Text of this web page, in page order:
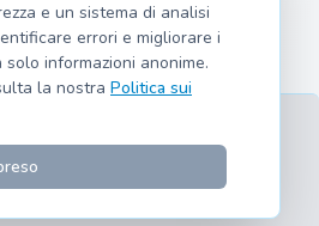
e un sistema di analisi
errori e migliorare i
informazioni anonime.
la nostra Politica sui